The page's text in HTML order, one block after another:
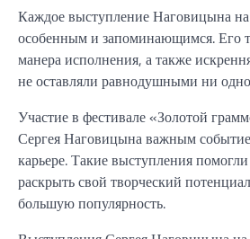
Каждое выступление Наговицына
особенным и запоминающимся. Его
манера исполнения, а также
не оставляли равнодушными ни
Участие в фестивале «Золотой
Сергея Наговицына важным
карьере. Такие выступления
раскрыть свой творческий
большую популярность.